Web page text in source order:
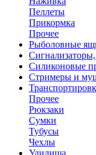
Пеллеты
Прикормка
Прочее
Рыболовные
Силиконовые
Стримеры и
Прочее
Рюкзаки
Сумки
Тубусы
Чехлы
Удилища